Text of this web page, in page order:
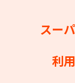
スー
利